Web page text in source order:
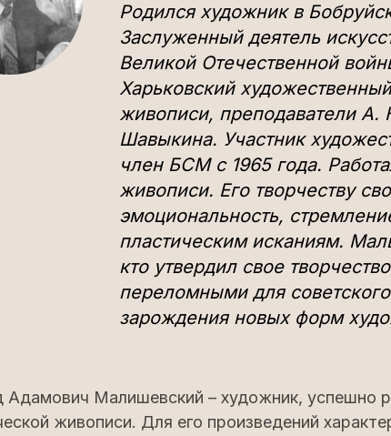
Родился художник в
Заслуженный деятель
Великой Отечественной
Харьковский
живописи, преподаватели
Шавыкина. Участник
член БСМ с 1965 года.
живописи. Его творчеству
эмоциональность,
пластическим исканиям.
кто утвердил свое
переломными для
зарождения новых форм
Адамович Малишевский – художник, успешно
живописи. Для его произведений